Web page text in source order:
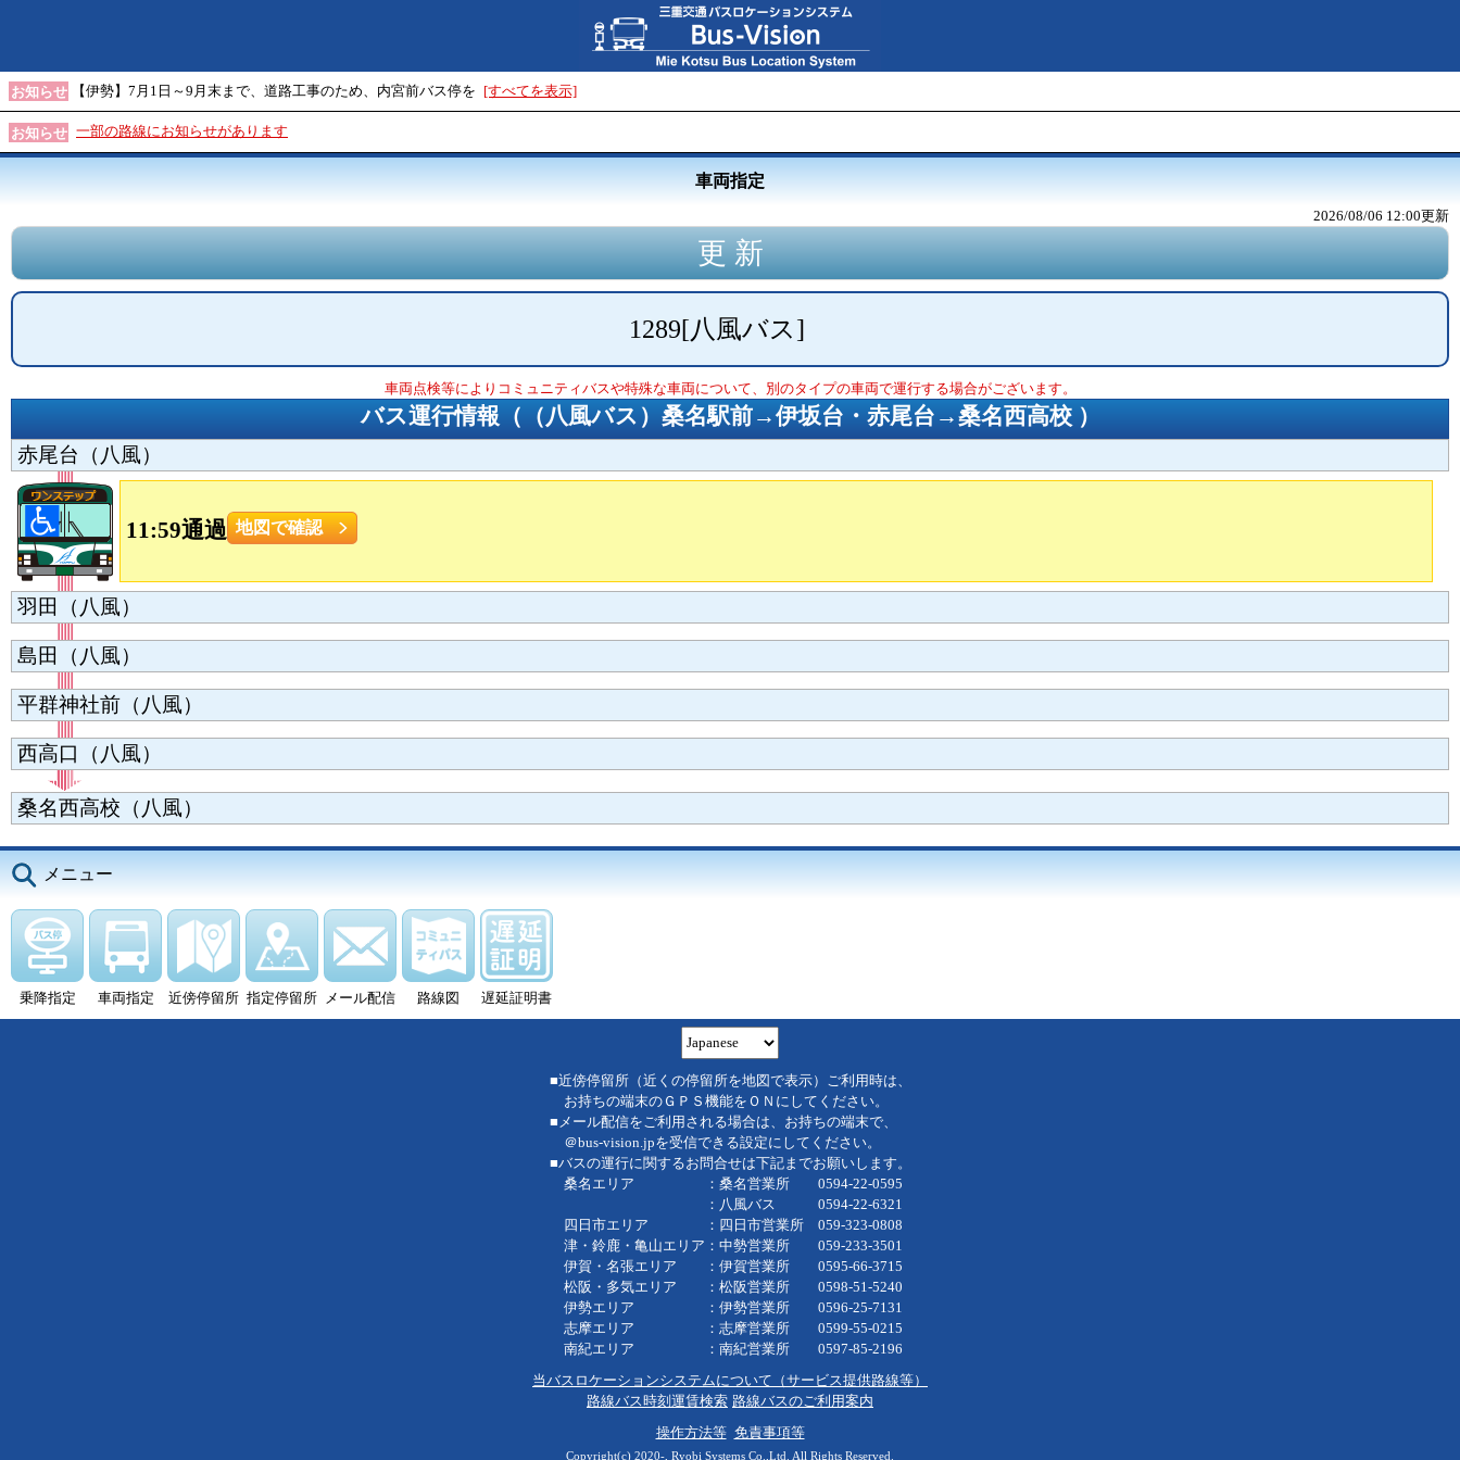
お知らせ 【伊勢】7月1日～9月末まで、道路工事のため、内宮前バス停を [すべてを表示]
お知らせ 一部の路線にお知らせがあります
車両指定
2026/08/06 12:00更新
1289[八風バス]
車両点検等によりコミュニティバスや特殊な車両について、別のタイプの車両で運行する場合がございます。
バス運行情報（ （八風バス）桑名駅前→伊坂台・赤尾台→桑名西高校 ）
赤尾台（八風）
11:59通過 地図で確認
羽田（八風）
島田（八風）
平群神社前（八風）
西高口（八風）
桑名西高校（八風）
メニュー
乗降指定 車両指定 近傍停留所 指定停留所 メール配信 路線図 遅延証明書
■近傍停留所（近くの停留所を地図で表示）ご利用時は、
お持ちの端末のＧＰＳ機能をＯＮにしてください。
■メール配信をご利用される場合は、お持ちの端末で、
＠bus-vision.jpを受信できる設定にしてください。
■バスの運行に関するお問合せは下記までお願いします。
桑名エリア ：桑名営業所 0594-22-0595
：八風バス 0594-22-6321
四日市エリア ：四日市営業所 059-323-0808
津・鈴鹿・亀山エリア：中勢営業所 059-233-3501
伊賀・名張エリア ：伊賀営業所 0595-66-3715
松阪・多気エリア ：松阪営業所 0598-51-5240
伊勢エリア ：伊勢営業所 0596-25-7131
志摩エリア ：志摩営業所 0599-55-0215
南紀エリア ：南紀営業所 0597-85-2196
当バスロケーションシステムについて（サービス提供路線等）
路線バス時刻運賃検索 路線バスのご利用案内
操作方法等 免責事項等
Copyright(c) 2020-, Ryobi Systems Co.,Ltd. All Rights Reserved.